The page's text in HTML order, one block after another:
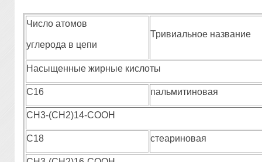
Число атомов
углерода в цепи
Тривиальное название
Насыщенные жирные кислоты
С16 пальмитиновая
СН3-(СН2)14-СООН
С18 стеариновая